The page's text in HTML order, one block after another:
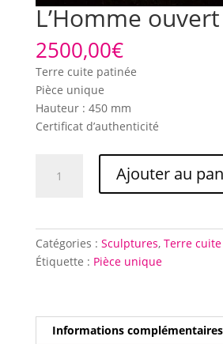
L’Homme ouvert
2500,00€
Terre cuite patinée
Pièce unique
Hauteur : 450 mm
Certificat d’authenticité
Ajouter au
Catégories : Sculptures, Terre
Étiquette : Pièce unique
Informations complémentaires